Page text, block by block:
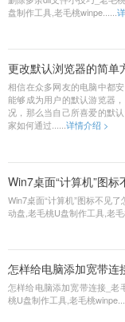
盘制作工具,老毛桃winpe......
更改默认浏览器的简单
相信在众多网友的电脑中都
能够成为用户的默认游览器
况，那么当自己所喜爱的默
家如何通过......详情介绍 >
Win7桌面“计算机”图
Win7桌面“计算机”图标不见
动盘,老毛桃U盘制作工具,老毛
怎样给电脑添加宽带连
怎样给电脑添加宽带连接_老
桃U盘制作工具,老毛桃